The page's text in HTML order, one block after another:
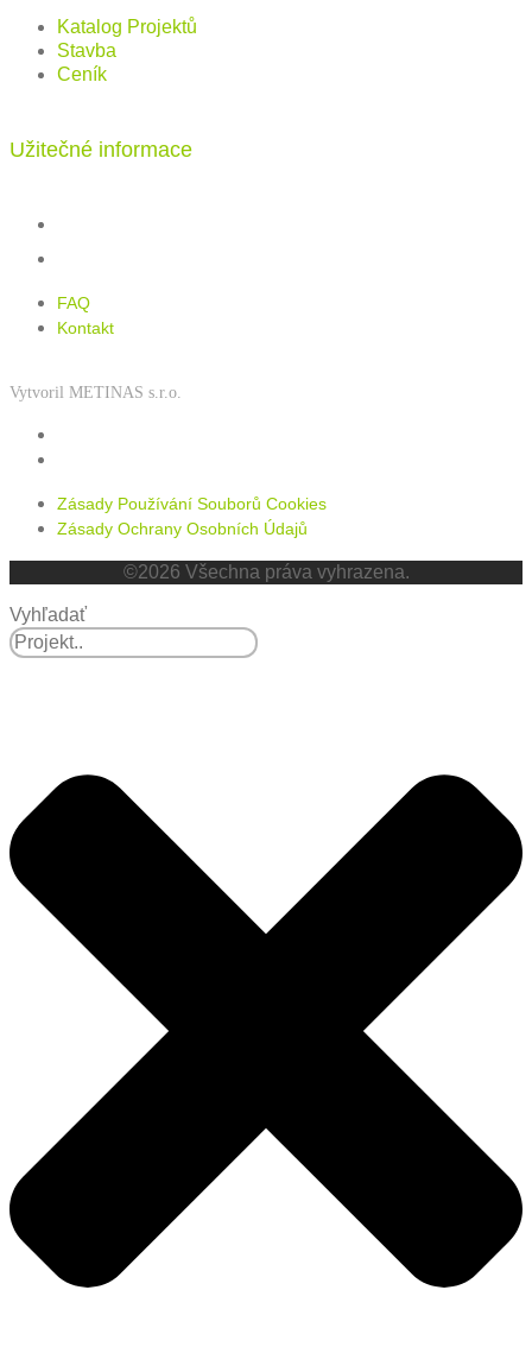
Katalog Projektů
Stavba
Ceník
Užitečné informace
FAQ
Kontakt
Vytvoril METINAS s.r.o.
Zásady Používání Souborů Cookies
Zásady Ochrany Osobních Údajů
©2026 Všechna práva vyhrazena.
Vyhľadať